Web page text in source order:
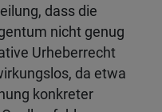
dass die
nicht genug
Urheberrecht
da etwa
konkreter